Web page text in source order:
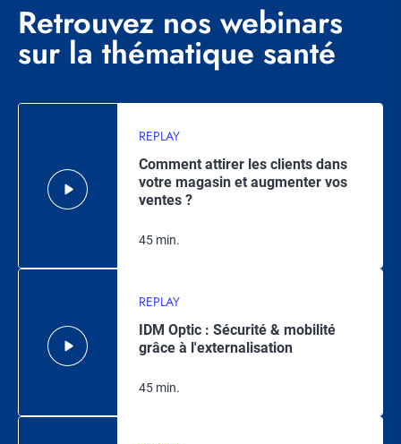
Retrouvez nos webinars
sur la thématique santé
REPLAY
Comment attirer les clients dans
votre magasin et augmenter vos
ventes ?
45 min.
REPLAY
IDM Optic : Sécurité & mobilité
grâce à l'externalisation
45 min.